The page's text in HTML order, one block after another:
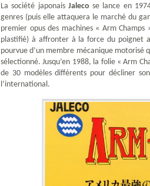
La société japonais Jaleco se lance en
genres (puis elle attaquera le marché du
premier opus des machines « Arm Champs
plastifié) à affronter à la force du poignet
pourvue d’un membre mécanique motorisé
sélectionné. Jusqu’en 1988, la folie « Arm
de 30 modèles différents pour décliner
l’international.